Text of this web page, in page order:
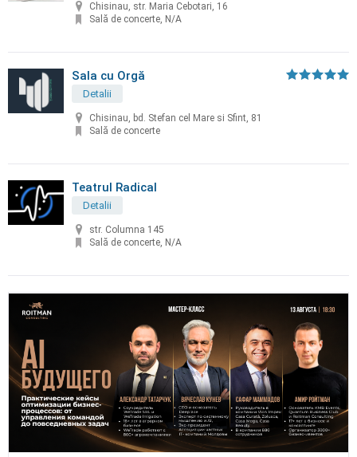
Chisinau, str. Maria Cebotari, 16
Sală de concerte, N/A
Sala cu Orgă
Detalii
Chisinau, bd. Stefan cel Mare si Sfint, 81
Sală de concerte
Teatrul Radical
Detalii
str. Columna 145
Sală de concerte, N/A